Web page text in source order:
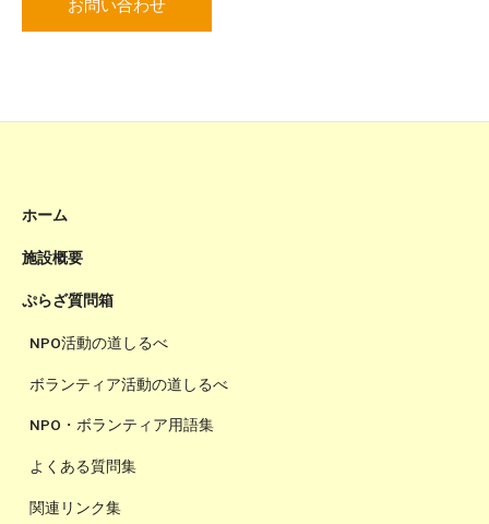
お問い合わせ
ホーム
施設概要
ぷらざ質問箱
NPO活動の道しるべ
ボランティア活動の道しるべ
NPO・ボランティア用語集
よくある質問集
関連リンク集